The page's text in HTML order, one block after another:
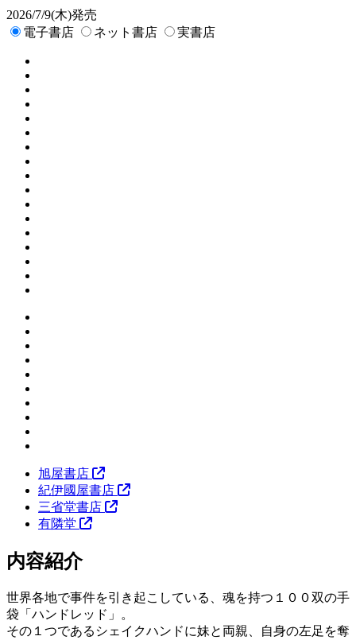
2026/7/9(木)発売
電子書店
ネット書店 実書店
旭屋書店
紀伊國屋書店
三省堂書店
有隣堂
内容紹介
世界各地で事件を引き起こしている、魂を持つ１００双の手
袋「ハンドレッド」。
その１つであるシェイクハンドに妹と両親、自身の左足を奪